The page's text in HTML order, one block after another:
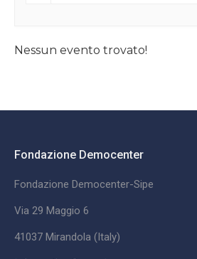
Nessun evento trovato!
Fondazione Democenter
Fondazione Democenter-Sipe
Via 29 Maggio 6
41037 Mirandola (Italy)